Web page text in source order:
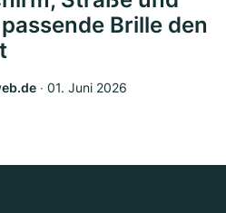
Brille den
‧ 01. Juni 2026